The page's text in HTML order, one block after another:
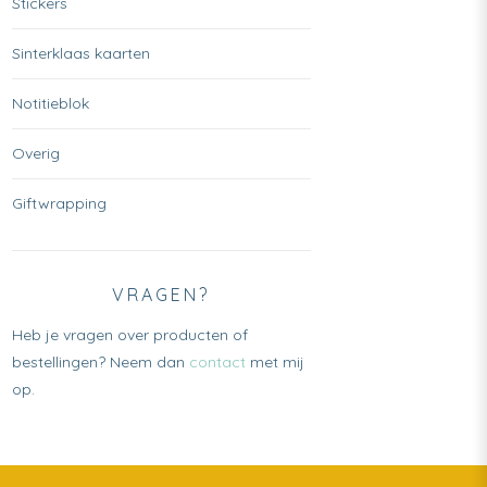
Sinterklaas kaarten
Notitieblok
Overig
Giftwrapping
VRAGEN?
Heb je vragen over producten of
bestellingen? Neem dan contact met mij
op.